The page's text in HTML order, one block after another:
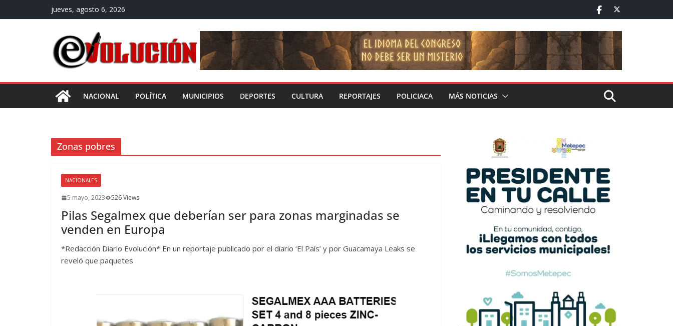
al
jueves, agosto 6, 2026
NACIONAL POLÍTICA MUNICIPIOS DEPORTES CULTURA REPORTAJES POLICIACA MÁS NOTICIAS
Zonas pobres
NACIONALES
5 mayo, 2023 526 Views
Pilas Segalmex que deberían ser para zonas marginadas se
venden en Europa
*Redacción Diario Evolución* En un reportaje publicado por el diario ‘El País’ y por Guacamaya Leaks se
reveló que paquetes